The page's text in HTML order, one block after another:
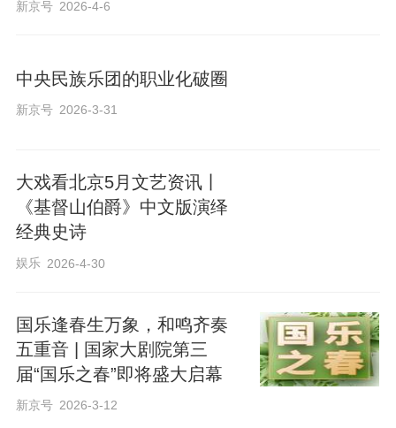
新京号 2026-4-6
中央民族乐团的职业化破圈
新京号 2026-3-31
大戏看北京5月文艺资讯丨
《基督山伯爵》中文版演绎
经典史诗
娱乐 2026-4-30
国乐逢春生万象，和鸣齐奏
五重音 | 国家大剧院第三
届“国乐之春”即将盛大启幕
新京号 2026-3-12